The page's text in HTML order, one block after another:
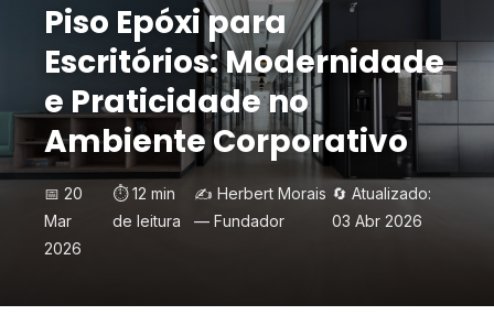
Piso Epóxi para
Escritórios: Modernidade
e Praticidade no
Ambiente Corporativo
📅 20
Mar
2026
⏱️ 12 min
de leitura
✍️ Herbert Morais
— Fundador
🔄 Atualizado:
03 Abr 2026